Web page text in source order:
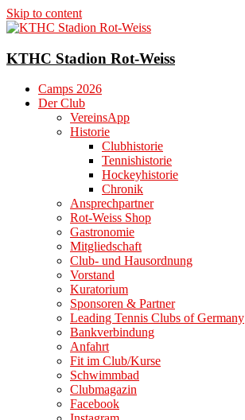
Skip to content
KTHC Stadion Rot-Weiss
Camps 2026
Der Club
VereinsApp
Historie
Clubhistorie
Tennishistorie
Hockeyhistorie
Chronik
Ansprechpartner
Rot-Weiss Shop
Gastronomie
Mitgliedschaft
Club- und Hausordnung
Vorstand
Kuratorium
Sponsoren & Partner
Leading Tennis Clubs of Germany
Bankverbindung
Anfahrt
Fit im Club/Kurse
Schwimmbad
Clubmagazin
Facebook